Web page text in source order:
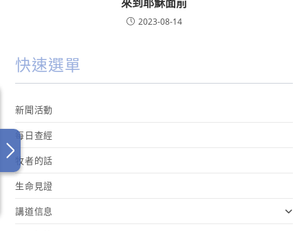
2023-08-14
快速選單
新聞活動
每日查經
牧者的話
生命見證
講道信息